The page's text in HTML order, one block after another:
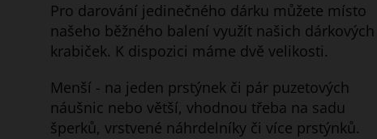
Pro darování jedinečného dárku můžete místo
našeho běžného balení využít našich dárkových
krabiček. K dispozici máme dvě velikosti.
Menší - na jeden prstýnek či pár puzetových
náušnic nebo větší, vhodnou třeba na sadu
šperků, vrstvené náhrdelníky či více prstýnků.